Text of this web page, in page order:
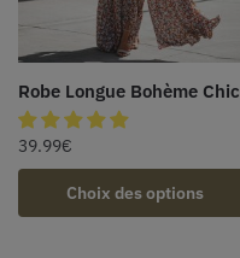
Robe Longue Bohème Chic
39.99€
Choix des options